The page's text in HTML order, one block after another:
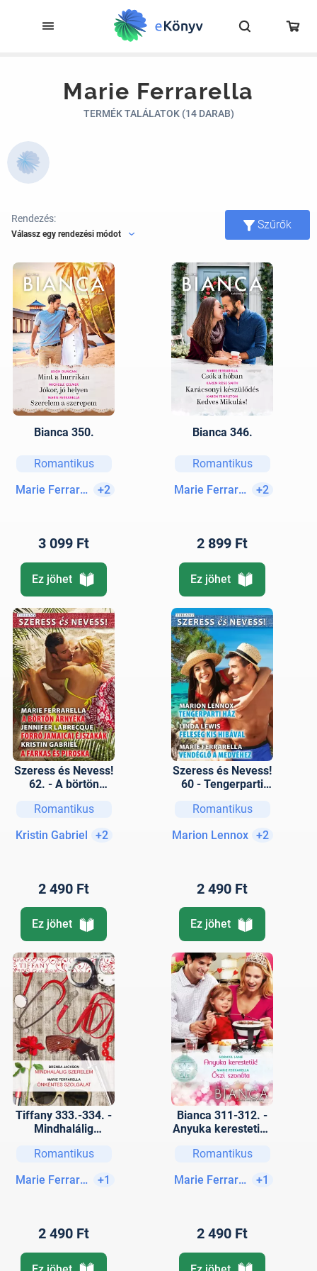
Marie Ferrarella
TERMÉK TALÁLATOK (14 DARAB)
Rendezés:
Válassz egy rendezési módot
Szűrők
Bianca 350.
Romantikus
Marie Ferrarella+2
3 099 Ft
Ez jöhet
Bianca 346.
Romantikus
Marie Ferrarella+2
2 899 Ft
Ez jöhet
Szeress és Nevess!
62. - A börtön
jamaicai éjszakák;
Romantikus
Kristin Gabriel
+2
2 490 Ft
Ez jöhet
Szeress és Nevess!
60 - Tengerparti
hibával; Vendéglő a
Romantikus
Marion Lennox
+2
2 490 Ft
Ez jöhet
Tiffany 333.-334. -
Mindhalálig
szolgálat
Romantikus
Marie Ferrarella+1
2 490 Ft
Bianca 311-312. -
Anyuka kerestetik!,
Romantikus
Marie Ferrarella+1
2 490 Ft